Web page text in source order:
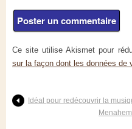
Ce site utilise Akismet pour
sur la façon dont les données de
Idéal pour redécouvrir la